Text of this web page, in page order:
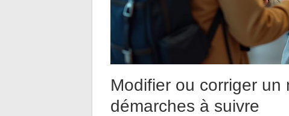
Modifier ou corriger un
démarches à suivre